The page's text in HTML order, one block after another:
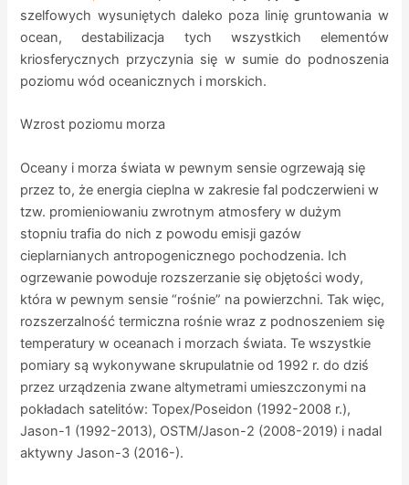
szelfowych wysuniętych daleko poza linię gruntowania w
ocean, destabilizacja tych wszystkich elementów
kriosferycznych przyczynia się w sumie do podnoszenia
poziomu wód oceanicznych i morskich.
Wzrost poziomu morza
Oceany i morza świata w pewnym sensie ogrzewają się
przez to, że energia cieplna w zakresie fal podczerwieni w
tzw. promieniowaniu zwrotnym atmosfery w dużym
stopniu trafia do nich z powodu emisji gazów
cieplarnianych antropogenicznego pochodzenia. Ich
ogrzewanie powoduje rozszerzanie się objętości wody,
która w pewnym sensie “rośnie” na powierzchni. Tak więc,
rozszerzalność termiczna rośnie wraz z podnoszeniem się
temperatury w oceanach i morzach świata. Te wszystkie
pomiary są wykonywane skrupulatnie od 1992 r. do dziś
przez urządzenia zwane altymetrami umieszczonymi na
pokładach satelitów: Topex/Poseidon (1992-2008 r.),
Jason-1 (1992-2013), OSTM/Jason-2 (2008-2019) i nadal
aktywny Jason-3 (2016-).